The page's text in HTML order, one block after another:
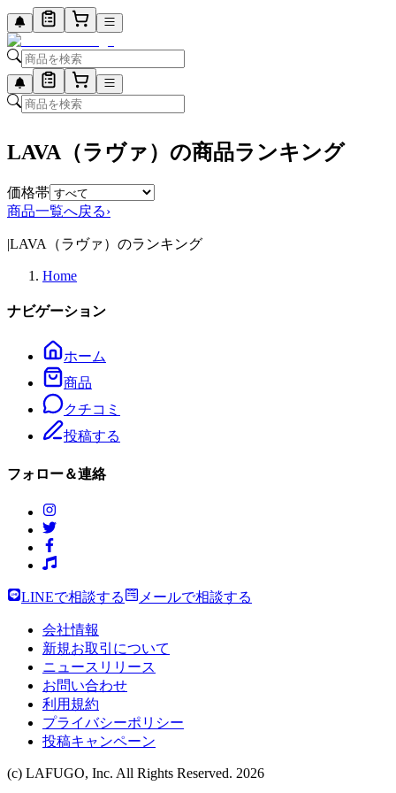
LAVA（ラヴァ）の商品ランキング
価格帯
商品一覧へ戻る›
|LAVA（ラヴァ）のランキング
Home
ナビゲーション
ホーム
商品
クチコミ
投稿する
フォロー＆連絡
LINEで相談する メールで相談する
会社情報
新規お取引について
ニュースリリース
お問い合わせ
利用規約
プライバシーポリシー
投稿キャンペーン
(c) LAFUGO, Inc. All Rights Reserved. 2026